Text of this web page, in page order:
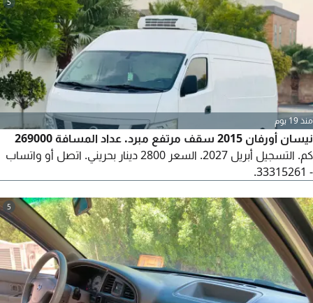
بنا: أمفا موتورز، سنابس.
5
منذ 19 يوم
نيسان أورفان 2015 سقف مرتفع مبرد. عداد المسافة 269000
كم. التسجيل أبريل 2027. السعر 2800 دينار بحريني. اتصل أو واتساب
- 33315261.
5